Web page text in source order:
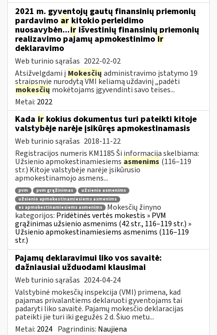
2021 m. gyventojų gautų finansinių priemonių
pardavimo ar kitokio perleidimo
nuosavybėn...ir išvestinių finansinių priemonių
realizavimo pajamų apmokestinimo ir
deklaravimo
Web turinio sąrašas 2022-02-02
Atsižvelgdami į Mokesčių administravimo įstatymo 19
straipsnyje nurodytą VMI keliamą uždavinį „padėti
mokesčių mokėtojams įgyvendinti savo teises...
Metai: 2022
Kada ir kokius dokumentus turi pateikti kitoje
valstybėje narėje įsikūręs apmokestinamasis
Web turinio sąrašas 2018-11-22
Registracijos numeris KM1185 Ši informacija skelbiama:
Užsienio apmokestinamiesiems asmenims (116–119
str.) Kitoje valstybėje narėje įsikūrusio
apmokestinamojo asmens...
pvm pvm grąžinimas
užsienio asmenims
užsienio apmokestinamiesiems asmenims
es apmokestinamiesiems asmenims
Mokesčių žinyno
kategorijos: Pridėtinės vertės mokestis » PVM
grąžinimas užsienio asmenims (42 str., 116–119 str.) »
Užsienio apmokestinamiesiems asmenims (116–119
str.)
Pajamų deklaravimui liko vos savaitė:
dažniausiai užduodami klausimai
Web turinio sąrašas 2024-04-24
Valstybinė mokesčių inspekcija (VMI) primena, kad
pajamas privalantiems deklaruoti gyventojams tai
padaryti liko savaitė. Pajamų mokesčio deklaracijas
pateikti jie turi iki gegužės 2 d. Šiuo metu...
Metai: 2024 Pagrindinis: Naujiena